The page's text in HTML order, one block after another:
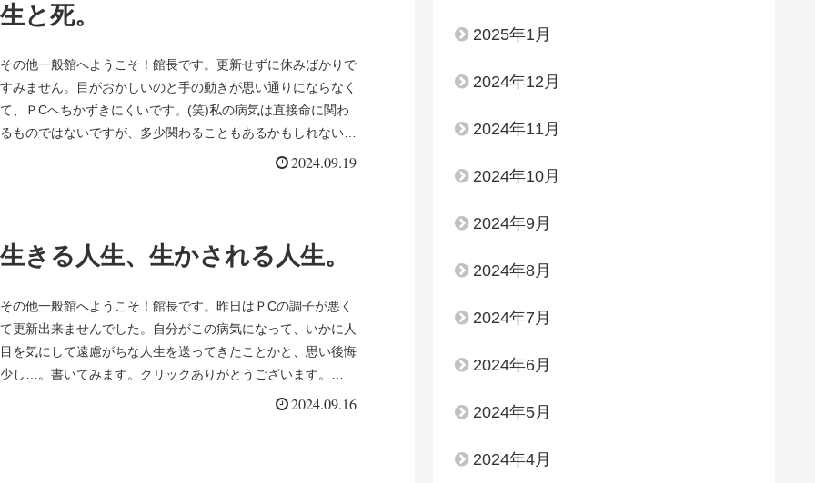
生と死。
その他一般館へようこそ！館長です。更新せずに休みばかりで
すみません。目がおかしいのと手の動きが思い通りにならなく
て、ＰCへちかずきにくいです。(笑)私の病気は直接命に関わ
るものではないですが、多少関わることもあるかもしれない、
2024.09.19
生きる人生、生かされる人生。
その他一般館へようこそ！館長です。昨日はＰCの調子が悪く
て更新出来ませんでした。自分がこの病気になって、いかに人
目を気にして遠慮がちな人生を送ってきたことかと、思い後悔
少し…。書いてみます。クリックありがとうございます。
2024.09.16
2025年1月
2024年12月
2024年11月
2024年10月
2024年9月
2024年8月
2024年7月
2024年6月
2024年5月
2024年4月